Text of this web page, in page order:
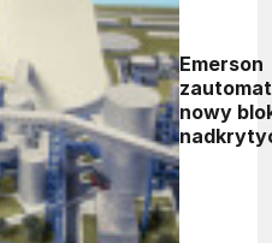
Emerson
nowy